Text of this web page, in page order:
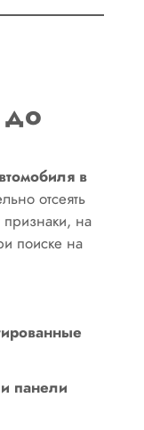
в
отсеять
на
поиске на
панели